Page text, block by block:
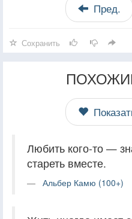
Пред.
Сохранить
Любить кого-то —
стареть вместе.
Альбер Камю (100+)